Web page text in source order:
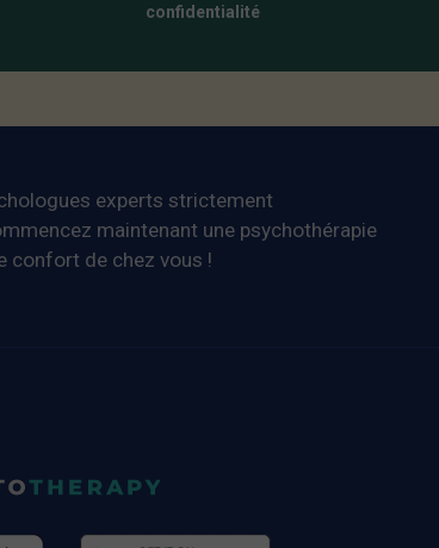
confidentialité
experts strictement
maintenant une psychothérapie
confort de chez vous !